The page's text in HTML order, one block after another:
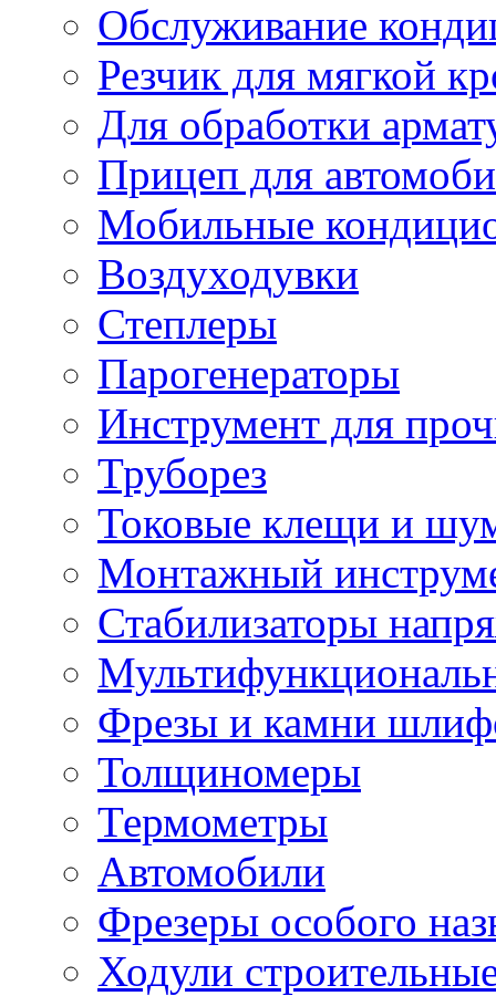
Обслуживание
Резчик для мягкой
Для обработки
Прицеп для
Мобильные
Воздуходувки
Степлеры
Парогенераторы
Инструмент для
Труборез
Токовые клещи и
Монтажный
Стабилизаторы
Фрезы и камни
Толщиномеры
Термометры
Автомобили
Фрезеры особого
Ходули